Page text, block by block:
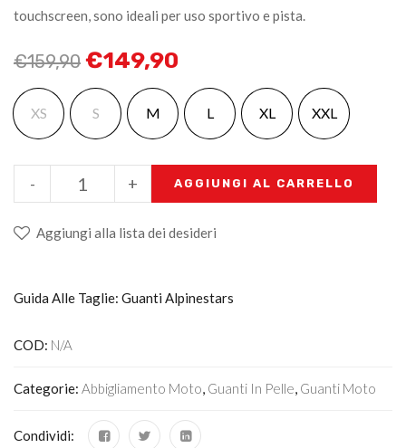
touchscreen, sono ideali per uso sportivo e pista.
€159,90 €149,90
XS S M L XL XXL
+
- AGGIUNGI AL CARRELLO
Aggiungi alla lista dei desideri
Guida Alle Taglie: Guanti Alpinestars
COD: N/A
Categorie: Abbigliamento Moto, Guanti In Pelle, Guanti Moto
Condividi: